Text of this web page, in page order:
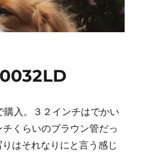
入。３２インチはでかい
くらいのブラウン管だっ
はそれなりにと言う感じ